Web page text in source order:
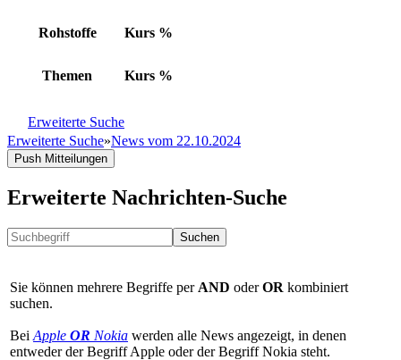
Rohstoffe Kurs %
Themen Kurs %
Erweiterte Suche
Erweiterte Suche»News vom 22.10.2024
Push Mitteilungen
Erweiterte Nachrichten-Suche
Suchen
Sie können mehrere Begriffe per AND oderOR kombiniert
suchen.
Bei Apple OR Nokia werden alle News angezeigt, in denen
entweder der Begriff Apple oder der Begriff Nokia steht.